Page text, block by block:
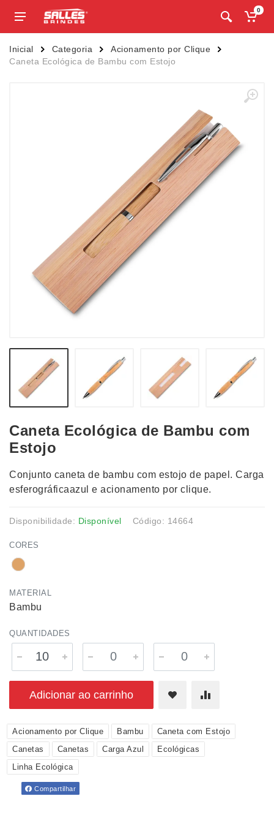
0
Inicial Categoria
Acionamento por Clique
Caneta Ecológica de Bambu com Estojo
Caneta Ecológica de Bambu com
Estojo
Conjunto caneta de bambu com estojo de papel. Carga
esferográficaazul e acionamento por clique.
Disponibilidade: Disponível Código: 14664
CORES
MATERIAL
Bambu
QUANTIDADES
Adicionar ao carrinho
Acionamento por Clique Bambu
Caneta com Estojo
Canetas
Canetas Carga Azul
Ecológicas
Linha Ecológica
Compartilhar